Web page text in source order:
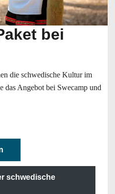
bei
die schwedische Kultur im
das Angebot bei Swecamp und
schwedische